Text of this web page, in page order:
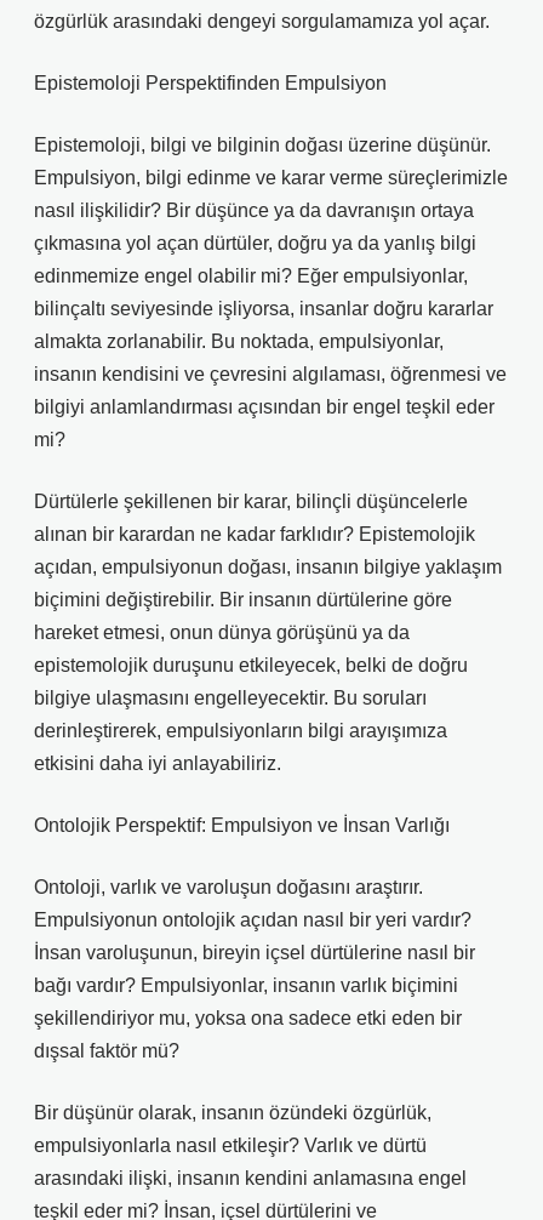
özgürlük arasındaki dengeyi sorgulamamıza yol açar.
Epistemoloji Perspektifinden Empulsiyon
Epistemoloji, bilgi ve bilginin doğası üzerine düşünür.
Empulsiyon, bilgi edinme ve karar verme süreçlerimizle
nasıl ilişkilidir? Bir düşünce ya da davranışın ortaya
çıkmasına yol açan dürtüler, doğru ya da yanlış bilgi
edinmemize engel olabilir mi? Eğer empulsiyonlar,
bilinçaltı seviyesinde işliyorsa, insanlar doğru kararlar
almakta zorlanabilir. Bu noktada, empulsiyonlar,
insanın kendisini ve çevresini algılaması, öğrenmesi ve
bilgiyi anlamlandırması açısından bir engel teşkil eder
mi?
Dürtülerle şekillenen bir karar, bilinçli düşüncelerle
alınan bir karardan ne kadar farklıdır? Epistemolojik
açıdan, empulsiyonun doğası, insanın bilgiye yaklaşım
biçimini değiştirebilir. Bir insanın dürtülerine göre
hareket etmesi, onun dünya görüşünü ya da
epistemolojik duruşunu etkileyecek, belki de doğru
bilgiye ulaşmasını engelleyecektir. Bu soruları
derinleştirerek, empulsiyonların bilgi arayışımıza
etkisini daha iyi anlayabiliriz.
Ontolojik Perspektif: Empulsiyon ve İnsan Varlığı
Ontoloji, varlık ve varoluşun doğasını araştırır.
Empulsiyonun ontolojik açıdan nasıl bir yeri vardır?
İnsan varoluşunun, bireyin içsel dürtülerine nasıl bir
bağı vardır? Empulsiyonlar, insanın varlık biçimini
şekillendiriyor mu, yoksa ona sadece etki eden bir
dışsal faktör mü?
Bir düşünür olarak, insanın özündeki özgürlük,
empulsiyonlarla nasıl etkileşir? Varlık ve dürtü
arasındaki ilişki, insanın kendini anlamasına engel
teşkil eder mi? İnsan, içsel dürtülerini ve